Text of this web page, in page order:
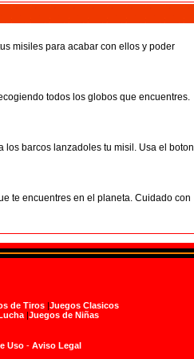
misiles para acabar con ellos y poder
todos los globos que encuentres.
barcos lanzadoles tu misil. Usa el boton
te encuentres en el planeta. Cuidado con
de Tiros|Juegos Clasicos
|Juegos de Niñas
Uso - Aviso Legal